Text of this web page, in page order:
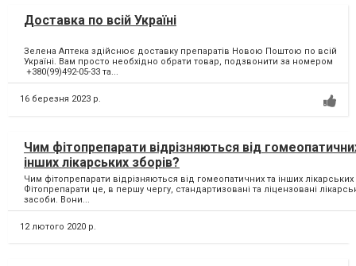
Доставка по всій Україні
Зелена Аптека здійснює доставку препаратів Новою Поштою по всій
Україні. Вам просто необхідно обрати товар, подзвонити за номером
+380(99)492-05-33 та...
16 березня 2023 р.
Чим фітопрепарати відрізняються від
інших лікарських зборів?
Чим фітопрепарати відрізняються від гомеопатичних та інших лікарських
Фітопрепарати це, в першу чергу, стандартизовані та ліцензовані
засоби. Вони...
12 лютого 2020 р.